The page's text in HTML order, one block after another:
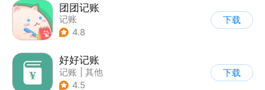
团团记账
记账
4.8
下载
好好记账
记账
其他
4.5
下载